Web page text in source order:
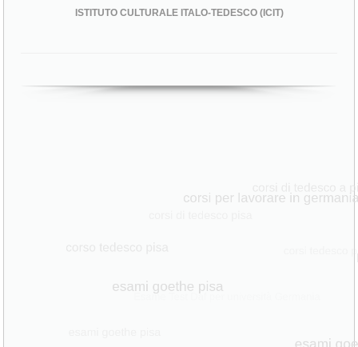
ISTITUTO CULTURALE ITALO-TEDESCO (ICIT)